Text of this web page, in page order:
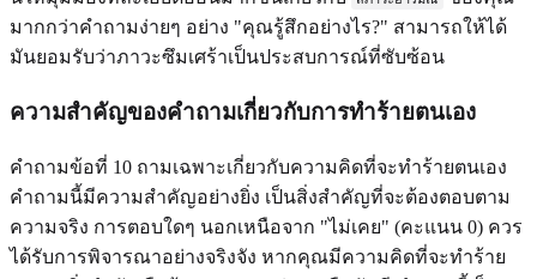
มากกว่าคำถามง่ายๆ อย่าง "คุณรู้สึกอย่างไร?" สามารถให้ได้
มันยอมรับว่าภาวะซึมเศร้าเป็นประสบการณ์ที่ซับซ้อน
ความสำคัญของคำถามเกี่ยวกับการทำร้ายตนเอง
คำถามข้อที่ 10 ถามเฉพาะเกี่ยวกับความคิดที่จะทำร้ายตนเอง
คำถามนี้มีความสำคัญอย่างยิ่ง เป็นสิ่งสำคัญที่จะต้องตอบตาม
ความจริง การตอบใดๆ นอกเหนือจาก "ไม่เคย" (คะแนน 0) ควร
ได้รับการพิจารณาอย่างจริงจัง หากคุณมีความคิดที่จะทำร้าย